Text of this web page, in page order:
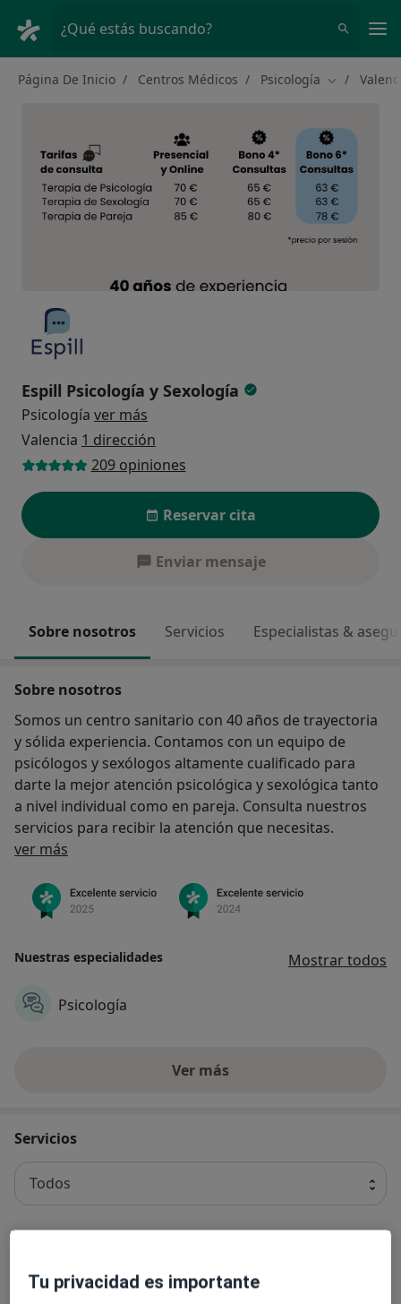
¿Qué estás buscando?
Página De Inicio Centros Médicos Psicología Cambiar de
Espill Psicología y Sexología
Psicología ver más
Valencia 1 dirección
209 opiniones
Reservar cita
Enviar mensaje
Sobre nosotros Servicios Especialistas &
Sobre nosotros
Somos un centro sanitario con 40 años de trayectoria
y sólida experiencia. Contamos con un equipo de
psicólogos y sexólogos altamente cualificado para
darte la mejor atención psicológica y sexológica tanto
a nivel individual como en pareja. Consulta nuestros
servicios para recibir la atención que necesitas.
ver más
Nuestras especialidades Mostrar todos
Psicología
Ver más
Servicios
Todos
60 €
DetallesPrimera visita Psicología
Tu privacidad es importante